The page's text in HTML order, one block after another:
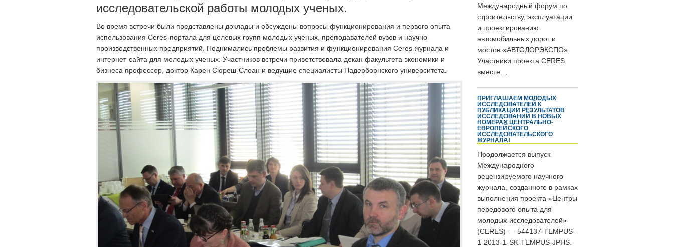
исследовательской работы молодых ученых.
Во время встречи были представлены доклады и обсуждены вопросы функционирования и первого опыта
использования Ceres-портала для целевых групп молодых ученых, преподавателей вузов и научно-
производственных предприятий. Поднимались проблемы развития и функционирования Ceres-журнала и
интернет-сайта для молодых ученых. Участников встречи приветствовала декан факультета экономики и
бизнеса профессор, доктор Карен Сюреш-Слоан и ведущие специалисты Падерборнского университета.
Международный форум по
строительству, эксплуатации
и проектированию
автомобильных дорог и
мостов «АВТОДОРЭКСПО».
Участники проекта CERES
вместе…
ПРИГЛАШАЕМ МОЛОДЫХ
ИССЛЕДОВАТЕЛЕЙ К
ПУБЛИКАЦИИ РЕЗУЛЬТАТОВ
ИССЛЕДОВАНИЙ В НОВЫХ
НОМЕРАХ ЦЕНТРАЛЬНО-
ЕВРОПЕЙСКОГО
ИССЛЕДОВАТЕЛЬСКОГО
ЖУРНАЛА!
Продолжается выпуск
Международного
рецензируемого научного
журнала, созданного в рамках
выполнения проекта «Центры
передового опыта для
молодых исследователей»
(CERES) — 544137-TEMPUS-
1-2013-1-SK-TEMPUS-JPHS.